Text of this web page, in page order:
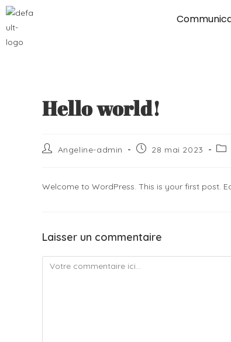
Hello world!
Angeline-admin 28 mai 2023
Welcome to WordPress. This is your first post.
Laisser un commentaire